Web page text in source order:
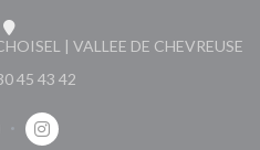
| VALLEE DE CHEVREUSE
45 43 42
((otevře se v novém okně))
Instagram ((otevře se v